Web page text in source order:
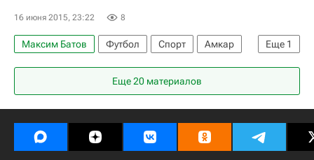
16 июня 2015, 23:22 8
Еще 1
Максим Батов Футбол Спорт
Амкар
Рубин
Еще 20 материалов